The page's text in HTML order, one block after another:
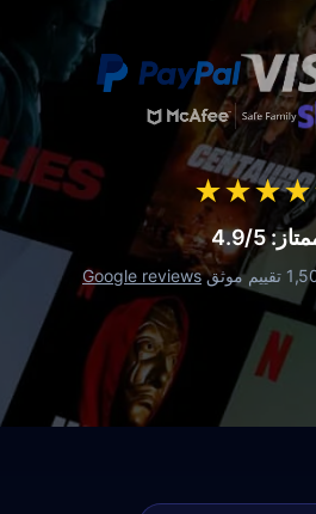
★
★
★
★
4.9/5
Google reviews